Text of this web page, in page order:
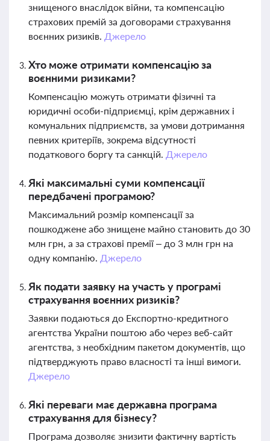
знищеного внаслідок війни, та компенсацію
страхових премій за договорами страхування
воєнних ризиків. Джерело
Хто може отримати компенсацію за
воєнними ризиками?
Компенсацію можуть отримати фізичні та
юридичні особи-підприємці, крім державних і
комунальних підприємств, за умови дотримання
певних критеріїв, зокрема відсутності
податкового боргу та санкцій. Джерело
Які максимальні суми компенсації
передбачені програмою?
Максимальний розмір компенсації за
пошкоджене або знищене майно становить до 30
млн грн, а за страхові премії – до 3 млн грн на
одну компанію. Джерело
Як подати заявку на участь у програмі
страхування воєнних ризиків?
Заявки подаються до Експортно-кредитного
агентства України поштою або через веб-сайт
агентства, з необхідним пакетом документів, що
підтверджують право власності та інші вимоги.
Джерело
Які переваги має державна програма
страхування для бізнесу?
Програма дозволяє знизити фактичну вартість